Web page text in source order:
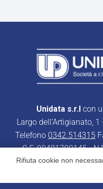
Unidata s.r.l con
Largo dell’Artigianato,
Telefono 0342.514315
C.F. 00481790145 -
PEC:
Rifiuta cookie non